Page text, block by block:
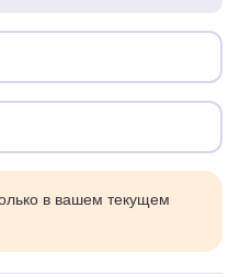
в вашем текущем